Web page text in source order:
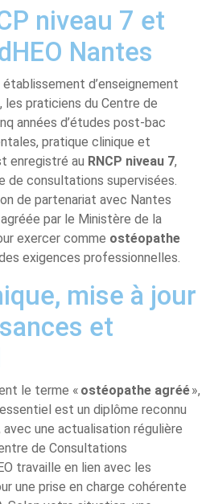
niveau 7 et
Nantes
établissement d’enseignement
les praticiens du Centre de
années d’études post-bac
pratique clinique et
enregistré au RNCP niveau 7,
de consultations supervisées.
de partenariat avec Nantes
par le Ministère de la
exercer comme ostéopathe
exigences professionnelles.
mise à jour
et
le terme « ostéopathe agréé»,
est un diplôme reconnu
une actualisation régulière
de Consultations
travaille en lien avec les
une prise en charge cohérente